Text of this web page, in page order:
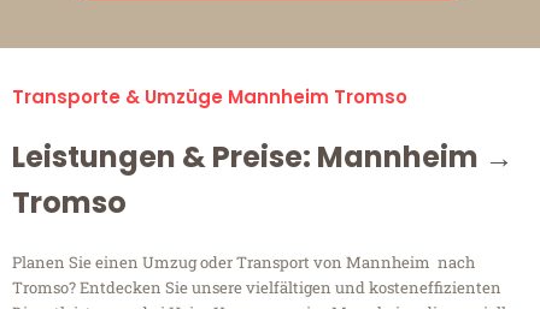
Transporte & Umzüge Mannheim Tromso
Leistungen & Preise: Mannheim →
Tromso
Planen Sie einen Umzug oder Transport von Mannheim nach
Tromso? Entdecken Sie unsere vielfältigen und kosteneffizienten